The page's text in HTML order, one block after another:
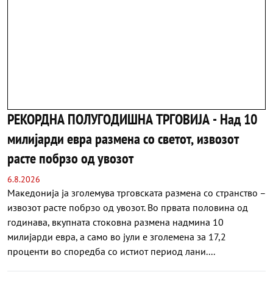
РЕКОРДНА ПОЛУГОДИШНА ТРГОВИЈА - Над 10
милијарди евра размена со светот, извозот
расте побрзо од увозот
6.8.2026
Македонија ја зголемува трговската размена со странство –
извозот расте побрзо од увозот. Во првата половина од
годинава, вкупната стоковна размена надмина 10
милијарди евра, а само во јули е зголемена за 17,2
проценти во споредба со истиот период лани....